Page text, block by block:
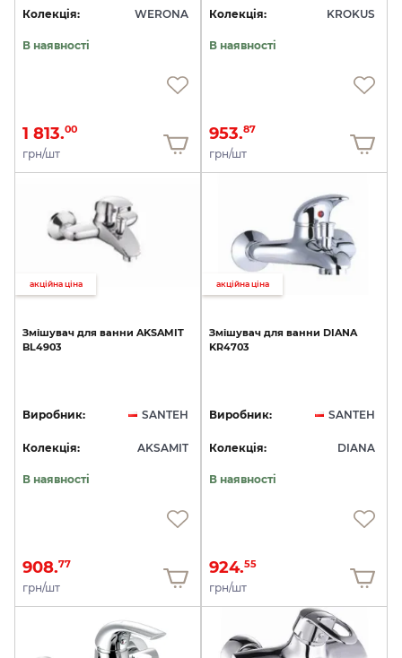
Колекція: WERONA
В наявності
1 813.00
грн/шт
Колекція: KROKUS
В наявності
953.87
грн/шт
акційна ціна
Змішувач для ванни AKSAMIT
BL4903
Виробник: SANTEH
Колекція: AKSAMIT
В наявності
908.77
грн/шт
акційна ціна
Змішувач для ванни DIANA
KR4703
Виробник: SANTEH
Колекція: DIANA
В наявності
924.55
грн/шт